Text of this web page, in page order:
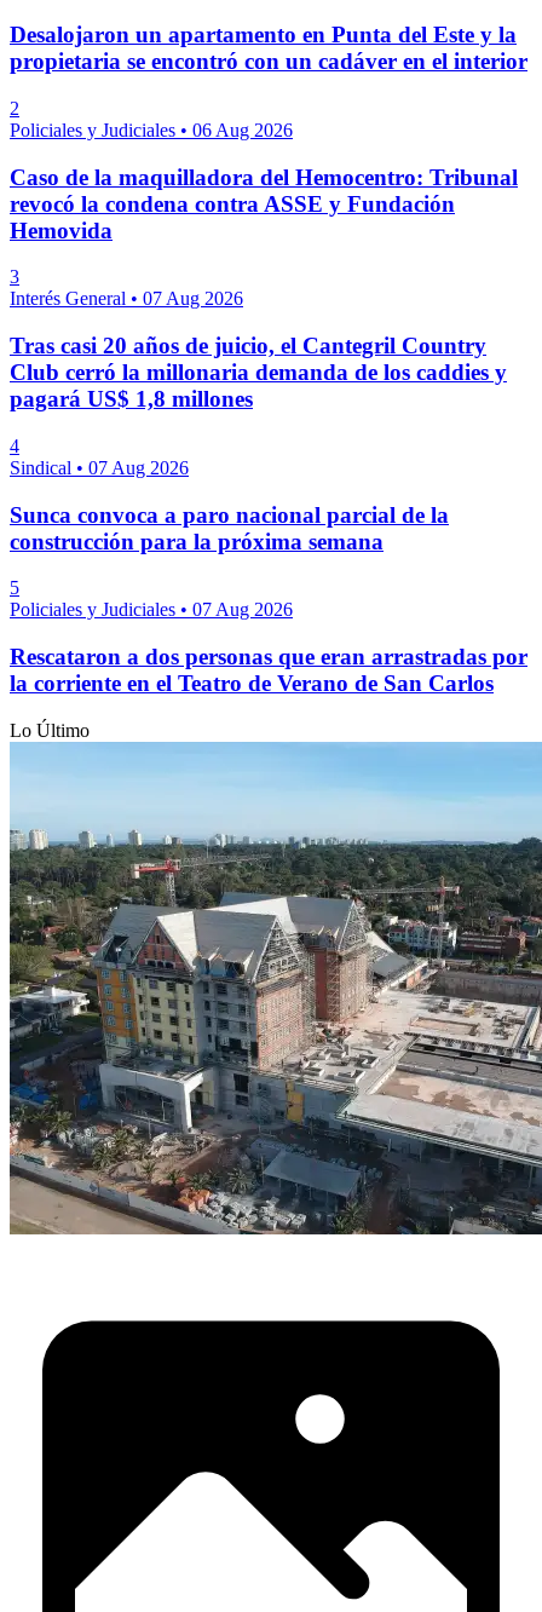
Desalojaron un apartamento en Punta del Este y la
propietaria se encontró con un cadáver en el interior
2
Policiales y Judiciales • 06 Aug 2026
Caso de la maquilladora del Hemocentro: Tribunal
revocó la condena contra ASSE y Fundación
Hemovida
3
Interés General • 07 Aug 2026
Tras casi 20 años de juicio, el Cantegril Country
Club cerró la millonaria demanda de los caddies y
pagará US$ 1,8 millones
4
Sindical • 07 Aug 2026
Sunca convoca a paro nacional parcial de la
construcción para la próxima semana
5
Policiales y Judiciales • 07 Aug 2026
Rescataron a dos personas que eran arrastradas por
la corriente en el Teatro de Verano de San Carlos
Lo Último